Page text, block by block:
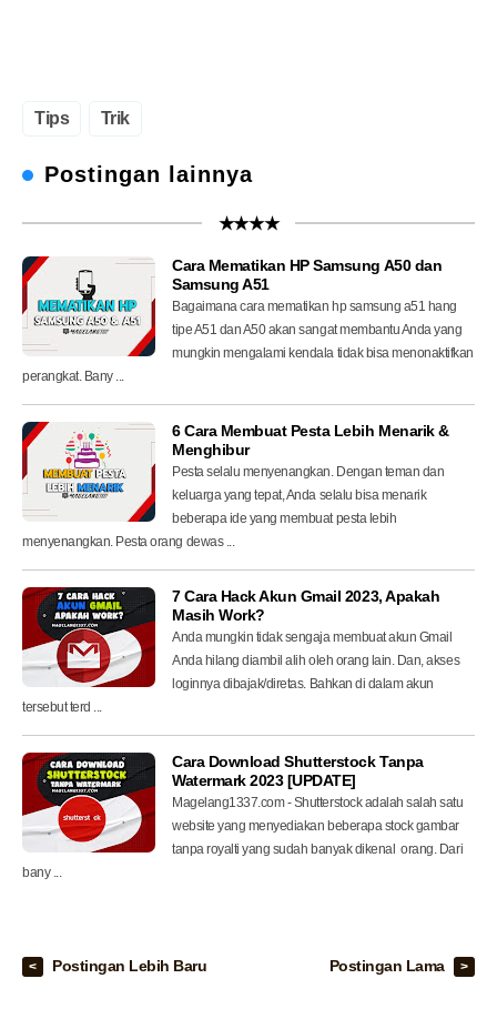
Tips Trik
Postingan lainnya
★★★★
Cara Mematikan HP Samsung A50 dan
Samsung A51
Bagaimana cara mematikan hp samsung a51 hang
tipe A51 dan A50 akan sangat membantu Anda yang
mungkin mengalami kendala tidak bisa menonaktifkan
perangkat. Bany ...
6 Cara Membuat Pesta Lebih Menarik &
Menghibur
Pesta selalu menyenangkan. Dengan teman dan
keluarga yang tepat, Anda selalu bisa menarik
beberapa ide yang membuat pesta lebih
menyenangkan. Pesta orang dewas ...
7 Cara Hack Akun Gmail 2023, Apakah
Masih Work?
Anda mungkin tidak sengaja membuat akun Gmail
Anda hilang diambil alih oleh orang lain. Dan, akses
loginnya dibajak/diretas. Bahkan di dalam akun
tersebut terd ...
Cara Download Shutterstock Tanpa
Watermark 2023 [UPDATE]
Magelang1337.com - Shutterstock adalah salah satu
website yang menyediakan beberapa stock gambar
tanpa royalti yang sudah banyak dikenal orang. Dari
bany ...
Postingan Lebih Baru Postingan Lama